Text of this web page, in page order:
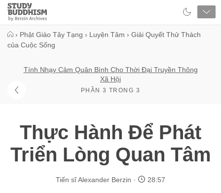
Close
Study
Buddhism
› Phật Giáo Tây Tạng › Luyện Tâm › Giải Quyết Thử Thách
của Cuộc Sống
Tính Nhạy Cảm Quân Bình Cho Thời Đại Truyền Thông
Xã Hội
PHẦN 3 TRONG 3
Thực Hành Để Phát
Triển Lòng Quan Tâm
Tiến sĩ Alexander Berzin 28:57